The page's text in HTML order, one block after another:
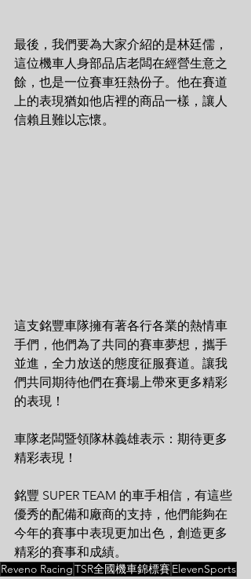
最後，我們要為大家介紹的是林廷儒，
這位機車人身部品店老闆在經營生意之
餘，也是一位賽車狂熱份子。他在賽道
上的表現猶如他店裡的商品一樣，讓人
信賴且難以忘懷。
這支銘豐車隊擁有著各行各業的熱情車
手們，他們為了共同的賽車夢想，攜手
並進，全力放送的態度征服賽道。讓我
們共同期待他們在賽場上帶來更多精彩
的表現！
車隊老闆暨領隊林義雄表示：期待更多
精彩表現！
銘豐 SUPER TEAM 的車手相信，有這些
優秀的配備和廠商的支持，他們能夠在
今年的賽事中表現更加出色，創造更多
精彩的賽事和成績。
Reveno RacingTSR全國機車錦標賽 ElevenSports